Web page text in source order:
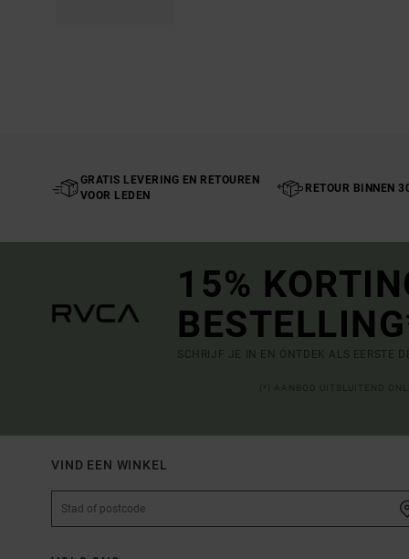
GRATIS LEVERING EN RETOUREN
VOOR LEDEN
RETOUR BINNEN
15%
SCHRIJF JE IN EN ONTDEK ALS EERSTE
VIND EEN WINKEL